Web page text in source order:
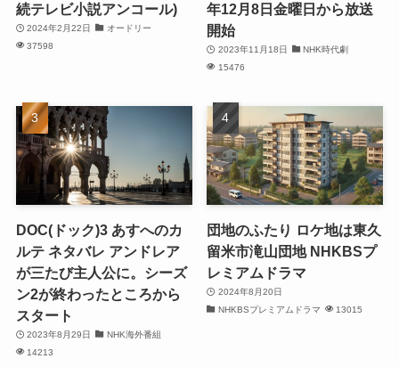
続テレビ小説アンコール)
2024年2月22日
オードリー
37598
年12月8日金曜日から放送
開始
2023年11月18日
NHK時代劇
15476
DOC(ドック)3 あすへのカ
ルテ ネタバレ アンドレア
が三たび主人公に。シーズ
ン2が終わったところから
スタート
2023年8月29日
NHK海外番組
14213
団地のふたり ロケ地は東久
留米市滝山団地 NHKBSプ
レミアムドラマ
2024年8月20日
NHKBSプレミアムドラマ
13015